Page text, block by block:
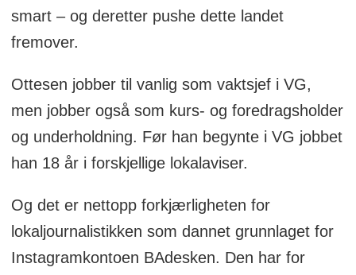
smart – og deretter pushe dette landet
fremover.
Ottesen jobber til vanlig som vaktsjef i VG,
men jobber også som kurs- og foredragsholder
og underholdning. Før han begynte i VG jobbet
han 18 år i forskjellige lokalaviser.
Og det er nettopp forkjærligheten for
lokaljournalistikken som dannet grunnlaget for
Instagramkontoen BAdesken. Den har for